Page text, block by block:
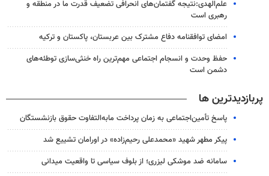
علم‌الهدی:نتیجه گفتمان‌های انحرافی تضعیف قدرت ما در منطقه و
رهبری است
امضای توافقنامه دفاع مشترک بین عربستان، پاکستان و ترکیه
حفظ وحدت و انسجام اجتماعی مهم‌ترین راه خنثی‌سازی توطئه‌های
دشمن است
پربازدیدترین ها
پاسخ تأمین‌اجتماعی به زمان پرداخت مابه‌التفاوت حقوق بازنشستگان
پیکر مطهر شهید «محمدعلی رحیم‌زاده» در اورامان تشییع شد
سامانه ضد موشکی لیزری؛ از بلوف سیاسی تا واقعیت میدانی